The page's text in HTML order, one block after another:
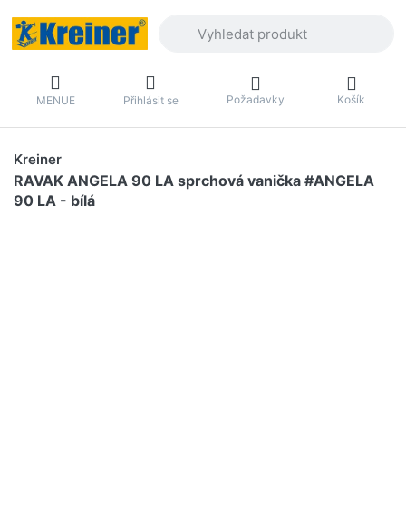
MENUE Přihlásit se Požadavky Košík
Kreiner
RAVAK ANGELA 90 LA sprchová vanička #ANGELA
90 LA - bílá